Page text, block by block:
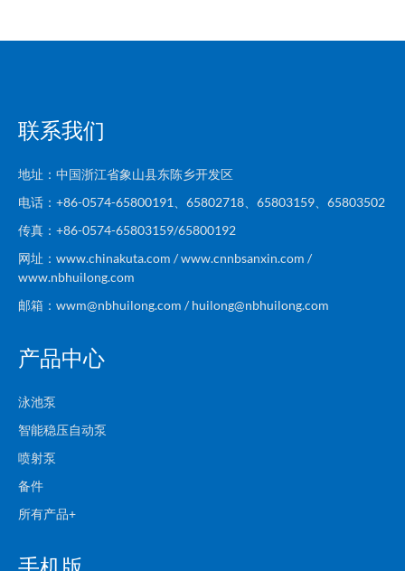
联系我们
地址：中国浙江省象山县东陈乡开发区
电话：+86-0574-65800191、65802718、65803159、65803502
传真：+86-0574-65803159/65800192
网址：www.chinakuta.com / www.cnnbsanxin.com /
www.nbhuilong.com
邮箱：wwm@nbhuilong.com / huilong@nbhuilong.com
产品中心
泳池泵
智能稳压自动泵
喷射泵
备件
所有产品+